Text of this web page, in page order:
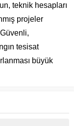
teknik hesapları
projeler
tesisat
büyük